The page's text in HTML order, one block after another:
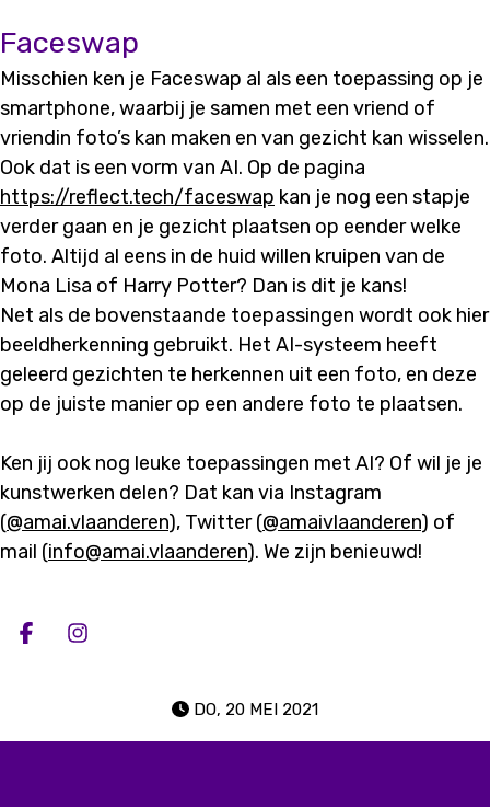
Faceswap
Misschien ken je Faceswap al als een toepassing op je
smartphone, waarbij je samen met een vriend of
vriendin foto’s kan maken en van gezicht kan wisselen.
Ook dat is een vorm van AI. Op de pagina
https://reflect.tech/faceswap kan je nog een stapje
verder gaan en je gezicht plaatsen op eender welke
foto. Altijd al eens in de huid willen kruipen van de
Mona Lisa of Harry Potter? Dan is dit je kans!
Net als de bovenstaande toepassingen wordt ook hier
beeldherkenning gebruikt. Het AI-systeem heeft
geleerd gezichten te herkennen uit een foto, en deze
op de juiste manier op een andere foto te plaatsen.
Ken jij ook nog leuke toepassingen met AI? Of wil je je
kunstwerken delen? Dat kan via Instagram
(@amai.vlaanderen), Twitter (@amaivlaanderen) of
mail (info@amai.vlaanderen). We zijn benieuwd!
Deel op facebook
Deel op Instagram
DO, 20 MEI 2021